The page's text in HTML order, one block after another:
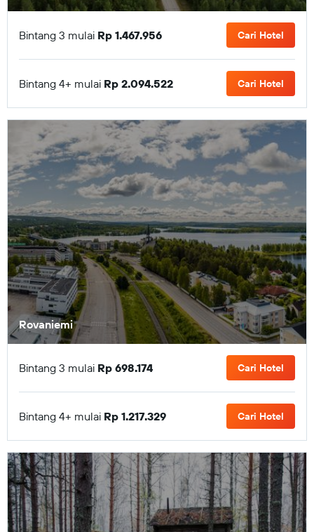
Bintang 3 mulai Rp 1.467.956 Cari Hotel
Bintang 4+ mulai Rp 2.094.522 Cari Hotel
Rovaniemi
Bintang 3 mulai Rp 698.174 Cari Hotel
Bintang 4+ mulai Rp 1.217.329 Cari Hotel